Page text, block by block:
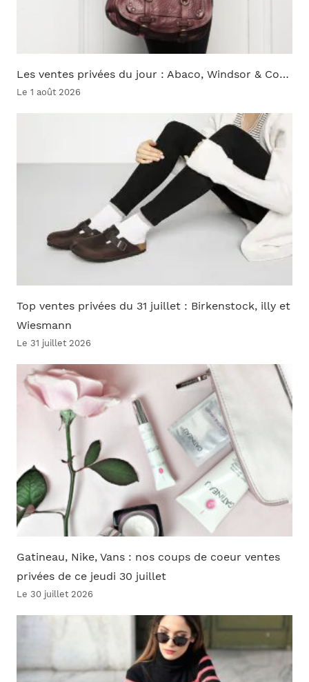
Les ventes privées du jour : Abaco, Windsor & Co…
Le 1 août 2026
Top ventes privées du 31 juillet : Birkenstock, illy et
Wiesmann
Le 31 juillet 2026
Gatineau, Nike, Vans : nos coups de coeur ventes
privées de ce jeudi 30 juillet
Le 30 juillet 2026